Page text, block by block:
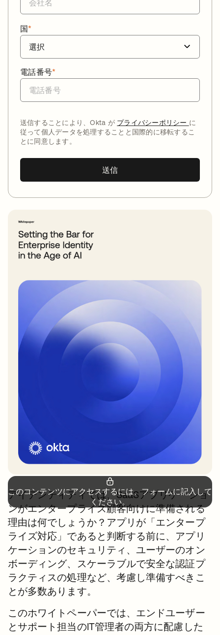
*
国
*
電話番号
送信することにより、Okta が プライバシーポリシー に
従って個人データを処理することと国際的に移転するこ
とに同意します。
送信
このコンテンツにアクセスするには、フォームに記入して
ください。
アイデンティティでは、SaaSアプリケーショ
ンがエンタープライズ顧客向けに準備される
理由は何でしょうか？アプリが「エンタープ
ライズ対応」であると判断する前に、アプリ
ケーションのセキュリティ、ユーザーのオン
ボーディング、スケーラブルで安全な認証プ
ラクティスの処理など、考慮し準備すべきこ
とが多数あります。
このホワイトペーパーでは、エンドユーザー
とサポート担当のIT管理者の両方に配慮した